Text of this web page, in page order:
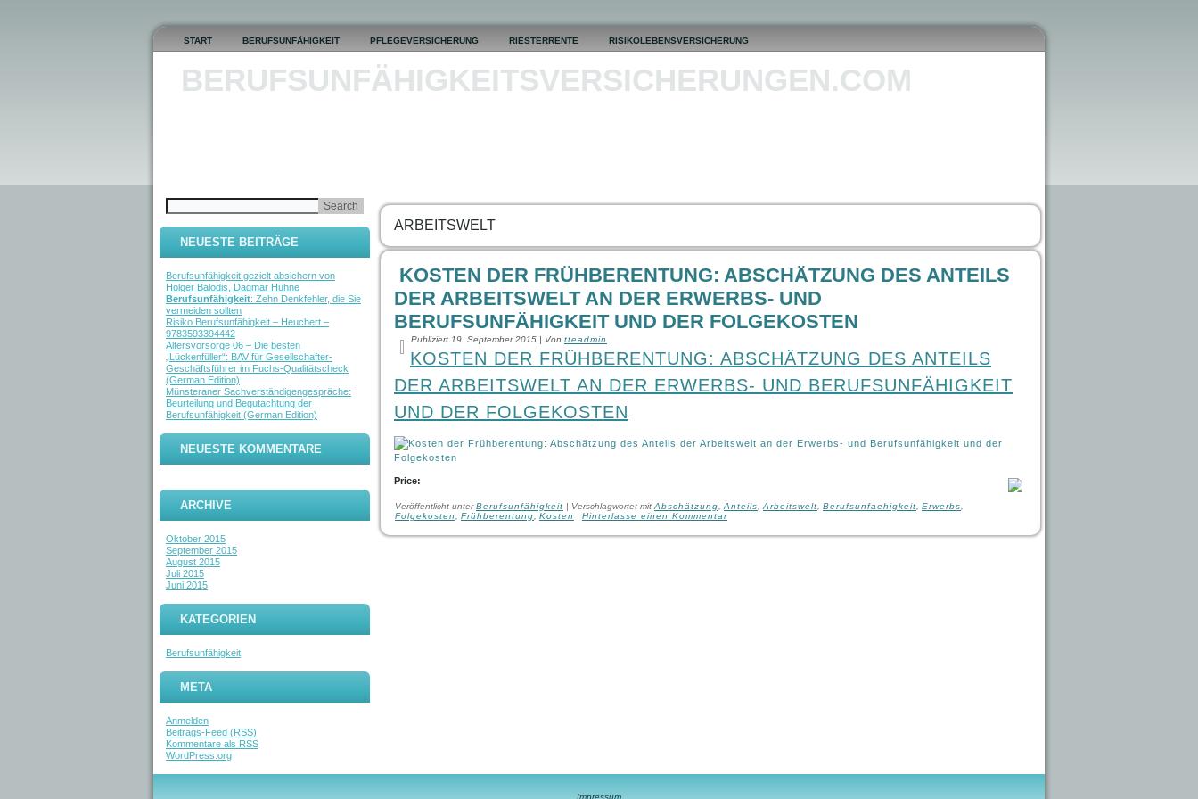
START BERUFSUNFÄHIGKEIT PFLEGEVERSICHERUNG RIESTERRENTE RISIKOLEBENSVERSICHERUNG
BERUFSUNFÄHIGKEITSVERSICHERUNGEN.COM
NEUESTE BEITRÄGE
Berufsunfähigkeit gezielt absichern von
Holger Balodis, Dagmar Hühne
Berufsunfähigkeit: Zehn Denkfehler, die Sie
vermeiden sollten
Risiko Berufsunfähigkeit – Heuchert –
9783593394442
Altersvorsorge 06 – Die besten
„Lückenfüller“: BAV für Gesellschafter-
Geschäftsführer im Fuchs-Qualitätscheck
(German Edition)
Münsteraner Sachverständigengespräche:
Beurteilung und Begutachtung der
Berufsunfähigkeit (German Edition)
NEUESTE KOMMENTARE
ARCHIVE
Oktober 2015
September 2015
August 2015
Juli 2015
Juni 2015
KATEGORIEN
Berufsunfähigkeit
META
Anmelden
Beitrags-Feed (RSS)
Kommentare als RSS
WordPress.org
ARBEITSWELT
KOSTEN DER FRÜHBERENTUNG: ABSCHÄTZUNG DES ANTEILS
DER ARBEITSWELT AN DER ERWERBS- UND
BERUFSUNFÄHIGKEIT UND DER FOLGEKOSTEN
Publiziert 19. September 2015 | Von tteadmin
KOSTEN DER FRÜHBERENTUNG: ABSCHÄTZUNG DES ANTEILS
DER ARBEITSWELT AN DER ERWERBS- UND BERUFSUNFÄHIGKEIT
UND DER FOLGEKOSTEN
Price:
Veröffentlicht unter Berufsunfähigkeit | Verschlagwortet mit Abschätzung Anteils Arbeitswelt Berufsunfaehigkeit Erwerbs
Folgekosten
Frühberentung Kosten | Hinterlasse einen Kommentar
Impressum